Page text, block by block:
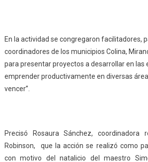
En la actividad se congregaron facilitadores,
coordinadores de los municipios Colina,
para presentar proyectos a desarrollar en las
emprender productivamente en diversas
vencer”.
Precisó Rosaura Sánchez, coordinadora
Robinson, que la acción se realizó como
con motivo del natalicio del maestro